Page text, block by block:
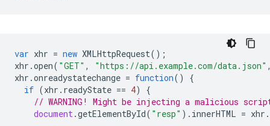
var xhr = new XMLHttpRequest();
xhr .open( "GET" , "https://api.example.com/data.json"
xhr .onreadystatechange = function()
{
if (xhr . readyState == 4)
{
// WARNING! Might be injecting a malicious
document.getElementById( "resp" ). innerHTML = xhr .